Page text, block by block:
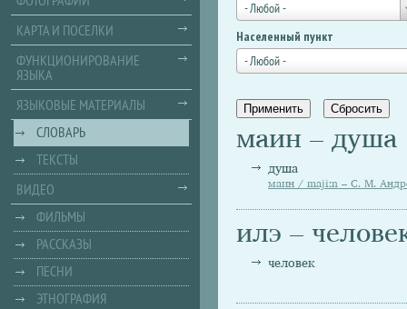
- Любой -
Населенный пункт
- Любой -
маин – душа
душа
маин / majiːn – С. М.
илэ –
человек
КАРТА И ПОСЕЛКИ
ФУНКЦИОНИРОВАНИЕ
ЯЗЫКА
ЯЗЫКОВЫЕ МАТЕРИАЛЫ
СЛОВАРЬ
ТЕКСТЫ
ВИДЕО
ФИЛЬМЫ
РАССКАЗЫ
ПЕСНИ
ЭТНОГРАФИЯ